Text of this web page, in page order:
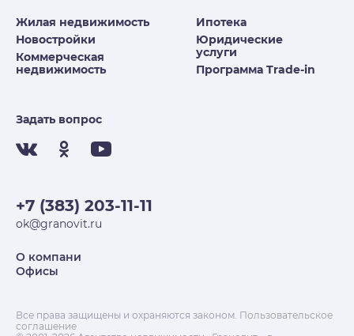
Жилая недвижимость
Новостройки
Коммерческая
недвижимость
Ипотека
Юридические
услуги
Программа Trade-in
Задать вопрос
+7 (383) 203-11-11
ok@granovit.ru
О компани
Офисы
Все права защищены и охраняются законом. Пользовательское
соглашение